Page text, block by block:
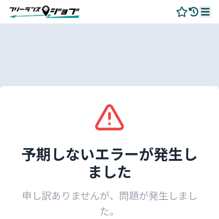
予期しないエラーが発生し
ました
申し訳ありませんが、問題が発生しまし
た。